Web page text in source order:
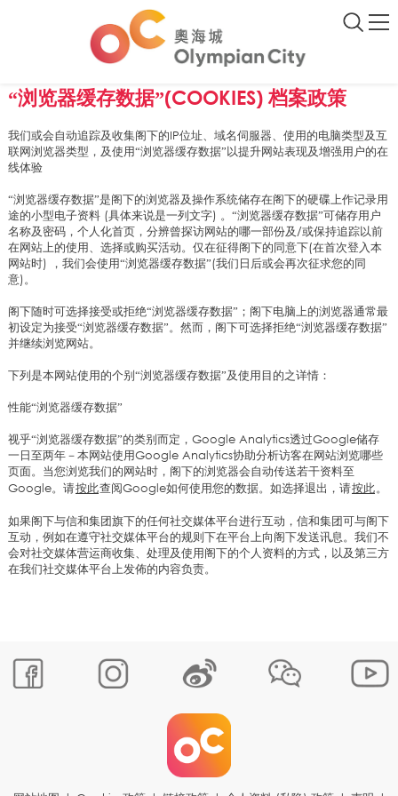
“浏览器缓存数据”(COOKIES) 档案政策
我们或会自动追踪及收集阁下的IP位址、域名伺服器、使用的电脑类型及互
联网浏览器类型，及使用“浏览器缓存数据”以提升网站表现及增强用户的在
线体验
“浏览器缓存数据”是阁下的浏览器及操作系统储存在阁下的硬碟上作记录用
途的小型电子资料 (具体来说是一列文字) 。“浏览器缓存数据”可储存用户
名称及密码，个人化首页，分辨曾探访网站的哪一部份及/或保持追踪以前
在网站上的使用、选择或购买活动。仅在征得阁下的同意下(在首次登入本
网站时) ，我们会使用“浏览器缓存数据”(我们日后或会再次征求您的同
意)。
阁下随时可选择接受或拒绝“浏览器缓存数据”；阁下电脑上的浏览器通常最
初设定为接受“浏览器缓存数据”。然而，阁下可选择拒绝“浏览器缓存数据”
并继续浏览网站。
下列是本网站使用的个别“浏览器缓存数据”及使用目的之详情：
性能“浏览器缓存数据”
视乎“浏览器缓存数据”的类别而定，Google Analytics透过Google储存
一日至两年－本网站使用Google Analytics协助分析访客在网站浏览哪些
页面。当您浏览我们的网站时，阁下的浏览器会自动传送若干资料至
Google。请按此查阅Google如何使用您的数据。如选择退出，请按此。
如果阁下与信和集团旗下的任何社交媒体平台进行互动，信和集团可与阁下
互动，例如在遵守社交媒体平台的规则下在平台上向阁下发送讯息。我们不
会对社交媒体营运商收集、处理及使用阁下的个人资料的方式，以及第三方
在我们社交媒体平台上发佈的内容负责。